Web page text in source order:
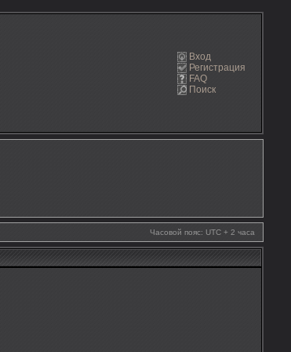
Вход
Регистрация
FAQ
Поиск
Часовой пояс: UTC + 2 часа